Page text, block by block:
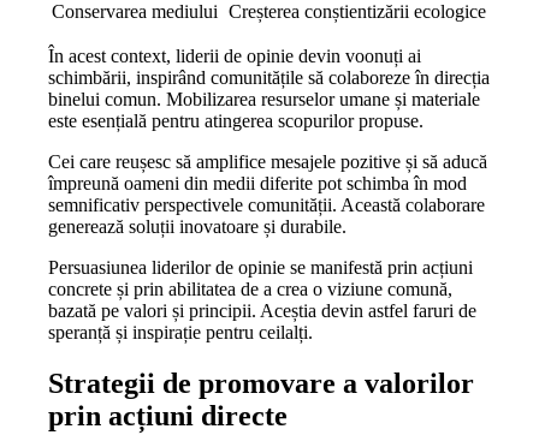
Conservarea mediului
Creșterea conștientizării ecologice
În acest context, liderii de opinie devin voonuți ai
schimbării, inspirând comunitățile să colaboreze în direcția
binelui comun. Mobilizarea resurselor umane și materiale
este esențială pentru atingerea scopurilor propuse.
Cei care reușesc să amplifice mesajele pozitive și să aducă
împreună oameni din medii diferite pot schimba în mod
semnificativ perspectivele comunității. Această colaborare
generează soluții inovatoare și durabile.
Persuasiunea liderilor de opinie se manifestă prin acțiuni
concrete și prin abilitatea de a crea o viziune comună,
bazată pe valori și principii. Aceștia devin astfel faruri de
speranță și inspirație pentru ceilalți.
Strategii de promovare a valorilor
prin acțiuni directe